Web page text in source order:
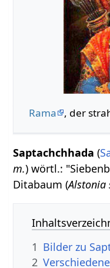
Rama , der
Saptachchhada (
m.) wörtl.:
Ditabaum (Alstonia
1 Bilder zu
2